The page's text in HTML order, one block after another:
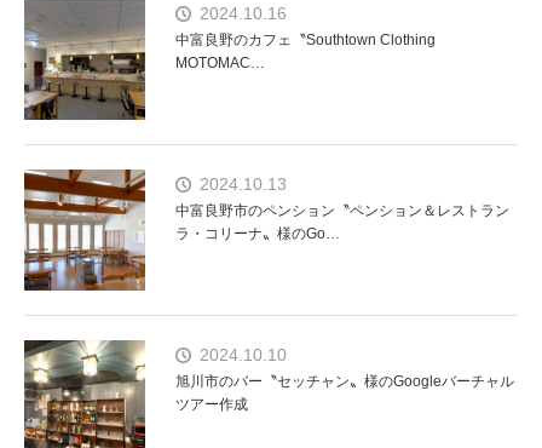
2024.10.16
中富良野のカフェ〝Southtown Clothing
MOTOMAC…
2024.10.13
中富良野市のペンション〝ペンション＆レストラン
ラ・コリーナ〟様のGo…
2024.10.10
旭川市のバー〝セッチャン〟様のGoogleバーチャル
ツアー作成